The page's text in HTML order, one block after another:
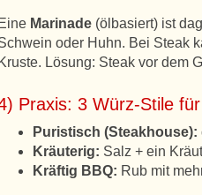
Eine Marinade (ölbasiert) ist
oder Huhn. Bei Steak
Kruste. Lösung: Steak vor dem
Praxis: 3 Würz-Stile
Puristisch (Steakhouse):
Kräuterig: Salz + ein
Kräftig BBQ: Rub mit